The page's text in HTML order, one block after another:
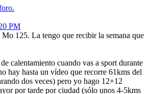
PM
125. La tengo que recibir la semana que
calentamiento cuando vas a sport durante
hay hasta un vídeo que recorre 61kms del
dos veces) pero yo hago 12+12
por tarde por ciudad (sólo unos 4-5kms